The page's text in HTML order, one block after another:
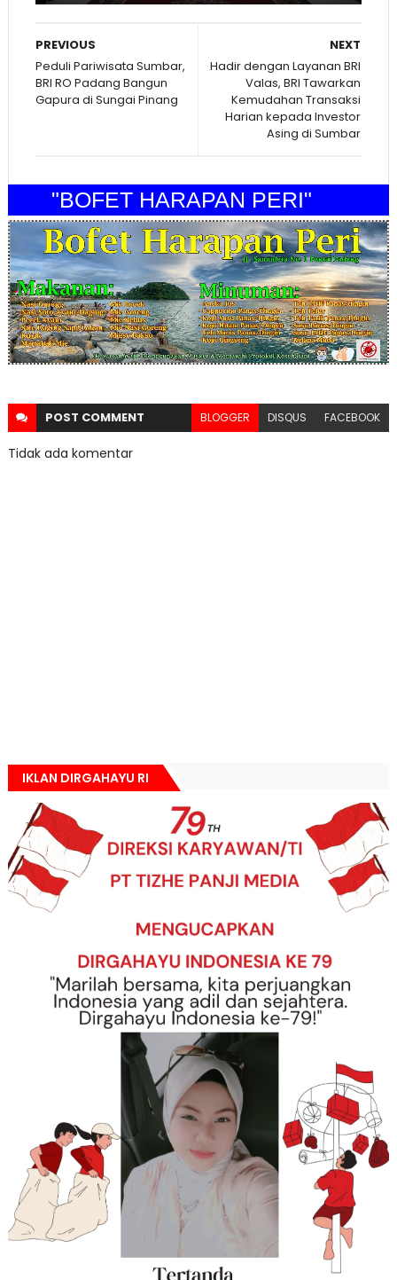
NEXT
Hadir dengan Layanan BRI
Valas, BRI Tawarkan
Kemudahan Transaksi
Harian kepada Investor
Asing di Sumbar
PREVIOUS
Peduli Pariwisata Sumbar,
BRI RO Padang Bangun
Gapura di Sungai Pinang
"BOFET HARAPAN PERI"
POST COMMENT BLOGGER DISQUS FACEBOOK
Tidak ada komentar
IKLAN DIRGAHAYU RI